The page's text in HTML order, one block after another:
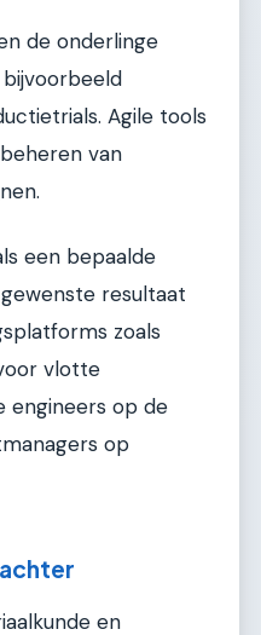
de onderlinge
Agile tools
van
een bepaalde
resultaat
zoals
vlotte
engineers op de
op
en